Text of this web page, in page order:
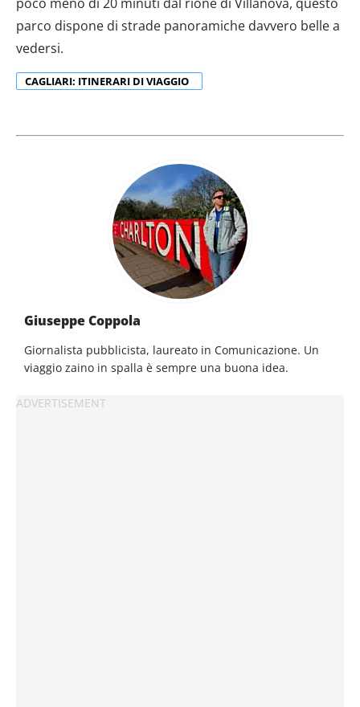
parco dispone di strade panoramiche davvero belle a
vedersi.
CAGLIARI: ITINERARI DI VIAGGIO
Giuseppe Coppola
Giornalista pubblicista, laureato in Comunicazione. Un
viaggio zaino in spalla è sempre una buona idea.